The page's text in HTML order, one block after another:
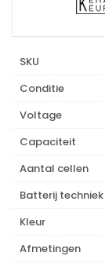
SKU
Conditie
Voltage
Capaciteit
Aantal cellen
Batterij techniek
Kleur
Afmetingen